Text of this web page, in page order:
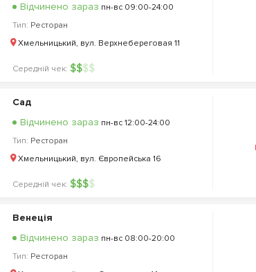
Відчинено зараз пн-вс 09:00-24:00
Тип: Ресторан
Хмельницький, вул. Верхнебереговая 11
Середній чек: $$$$
Сад
Відчинено зараз пн-вс 12:00-24:00
Тип: Ресторан
Хмельницький, вул. Європейська 16
Середній чек: $$$$
Венеція
Відчинено зараз пн-вс 08:00-20:00
Тип: Ресторан